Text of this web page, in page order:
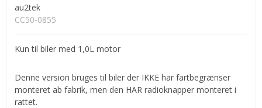
au2tek
CC50-0855
Kun til biler med 1,0L motor
Denne version bruges til biler der IKKE har fartbegrænser
monteret ab fabrik, men den HAR radioknapper monteret i
rattet.